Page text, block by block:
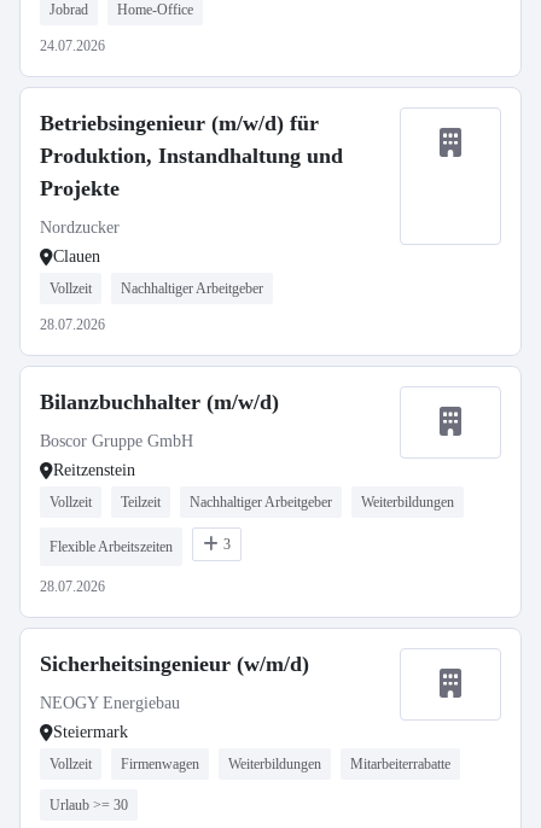
Jobrad Home-Office
24.07.2026
Betriebsingenieur (m/w/d) für
Produktion, Instandhaltung und
Projekte
Nordzucker
Clauen
Vollzeit Nachhaltiger Arbeitgeber
28.07.2026
Bilanzbuchhalter (m/w/d)
Boscor Gruppe GmbH
Reitzenstein
Vollzeit Teilzeit Nachhaltiger Arbeitgeber Weiterbildungen
Flexible Arbeitszeiten 3
28.07.2026
Sicherheitsingenieur (w/m/d)
NEOGY Energiebau
Steiermark
Vollzeit Firmenwagen Weiterbildungen Mitarbeiterrabatte
Urlaub >= 30